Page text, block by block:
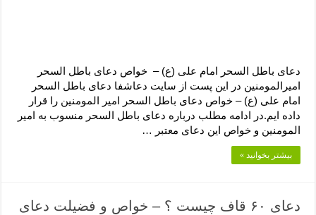
دعای باطل السحر امام علی (ع) – خواص دعای باطل السحر
امیرالمومنین در این پست از سایت دعاشفا دعای باطل السحر
امام علی (ع) – خواص دعای باطل السحر امیر المومنین را قرار
داده ایم.در ادامه مطلب درباره دعای باطل السحر منسوب به امیر
المومنین و خواص این دعای معتبر …
بیشتر بخوانید »
دعای ۶۰ قاف چیست ؟ – خواص و فضیلت دعای